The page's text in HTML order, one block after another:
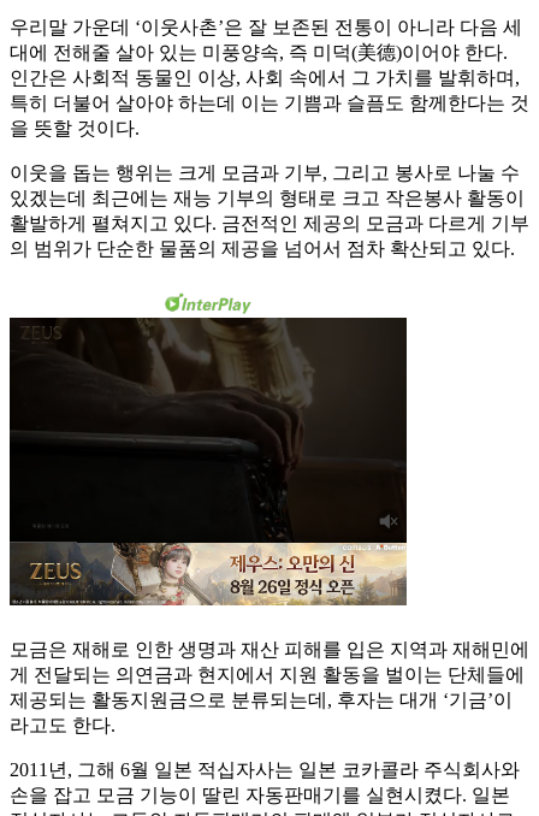
우리말 가운데 ‘이웃사촌’은 잘 보존된 전통이 아니라 다음 세
대에 전해줄 살아 있는 미풍양속, 즉 미덕(美德)이어야 한다.
인간은 사회적 동물인 이상, 사회 속에서 그 가치를 발휘하며,
특히 더불어 살아야 하는데 이는 기쁨과 슬픔도 함께한다는 것
을 뜻할 것이다.
이웃을 돕는 행위는 크게 모금과 기부, 그리고 봉사로 나눌 수
있겠는데 최근에는 재능 기부의 형태로 크고 작은봉사 활동이
활발하게 펼쳐지고 있다. 금전적인 제공의 모금과 다르게 기부
의 범위가 단순한 물품의 제공을 넘어서 점차 확산되고 있다.
모금은 재해로 인한 생명과 재산 피해를 입은 지역과 재해민에
게 전달되는 의연금과 현지에서 지원 활동을 벌이는 단체들에
제공되는 활동지원금으로 분류되는데, 후자는 대개 ‘기금’이
라고도 한다.
2011년, 그해 6월 일본 적십자사는 일본 코카콜라 주식회사와
손을 잡고 모금 기능이 딸린 자동판매기를 실현시켰다. 일본